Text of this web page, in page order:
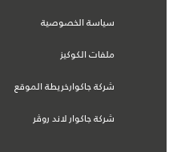
سياسة الخصوصية
ملفات الكوكيز
شركة جاكوارخريطة الموقع
شركة جاكوار لاند روڤر